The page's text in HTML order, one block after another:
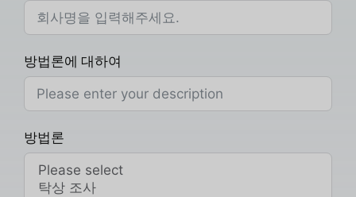
방법론에 대하여
방법론